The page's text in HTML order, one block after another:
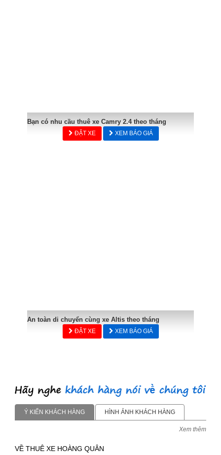
Bạn có nhu cầu thuê xe Camry 2.4 theo tháng
ĐẶT XE XEM BÁO GIÁ
An toàn di chuyển cùng xe Altis theo tháng
ĐẶT XE XEM BÁO GIÁ
Ý KIẾN KHÁCH HÀNG HÌNH ẢNH KHÁCH HÀNG
Xem thêm
VỀ THUÊ XE HOÀNG QUÂN